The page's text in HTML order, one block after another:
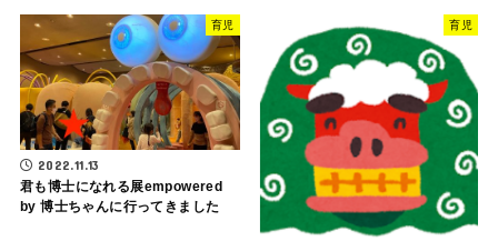
育児
2022.11.13
君も博士になれる展empowered
by 博士ちゃんに行ってきました
育児